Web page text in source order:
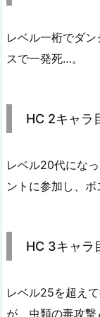
レベル一桁でダ
スで一発死…。
HC 2キャラ
レベル20代にな
ントに参加し、
HC 3キャラ
レベル25を超え
が、虫類の毒攻